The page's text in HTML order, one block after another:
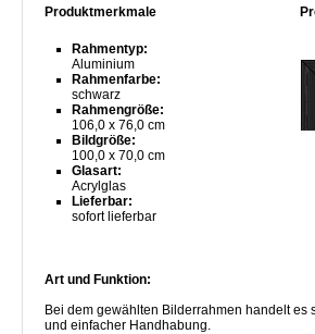
Produktmerkmale
Rahmentyp:
Aluminium
Rahmenfarbe:
schwarz
Rahmengröße:
106,0 x 76,0 cm
Bildgröße:
100,0 x 70,0 cm
Glasart:
Acrylglas
Lieferbar:
sofort lieferbar
Art und Funktion:
Bei dem gewählten Bilderrahmen handelt
und einfacher Handhabung.